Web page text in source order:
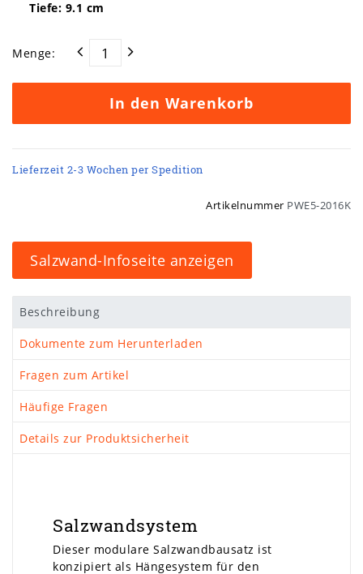
Tiefe: 9.1 cm
Menge:
In den Warenkorb
Lieferzeit 2-3 Wochen per Spedition
Artikelnummer PWE5-2016K
Salzwand-Infoseite anzeigen
Beschreibung
Dokumente zum Herunterladen
Fragen zum Artikel
Häufige Fragen
Details zur Produktsicherheit
Salzwandsystem
Dieser modulare Salzwandbausatz ist
konzipiert als Hängesystem für den